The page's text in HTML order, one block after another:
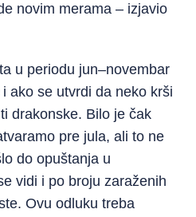
novim merama – izjavio
u periodu jun–novembar
ako se utvrdi da neko krši
drakonske. Bilo je čak
pre jula, ali to ne
do opuštanja u
vidi i po broju zaraženih
Ovu odluku treba